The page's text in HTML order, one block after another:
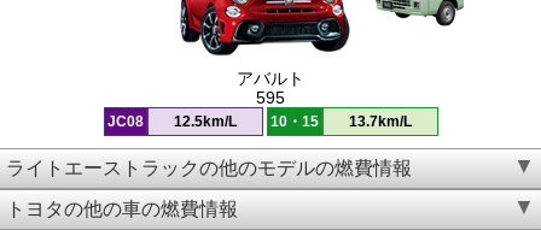
アバルト
595
JC08 12.5km/L 10・15 13.7km/L
ライトエーストラックの他のモデルの燃費情報
トヨタの他の車の燃費情報